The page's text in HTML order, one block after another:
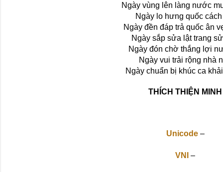
Ngày vùng lên làng nước
Ngày lo hưng quốc
Ngày đền đáp trả quốc ân
Ngày sắp sửa lật trang
Ngày đón chờ thắng lợi
Ngày vui trải rộng nhà
Ngày chuẩn bị khúc ca
THÍCH THIỆN MINH
Unicode–
VNI –